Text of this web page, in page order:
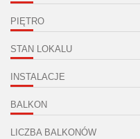
PIĘTRO
STAN LOKALU
INSTALACJE
BALKON
LICZBA BALKONÓW